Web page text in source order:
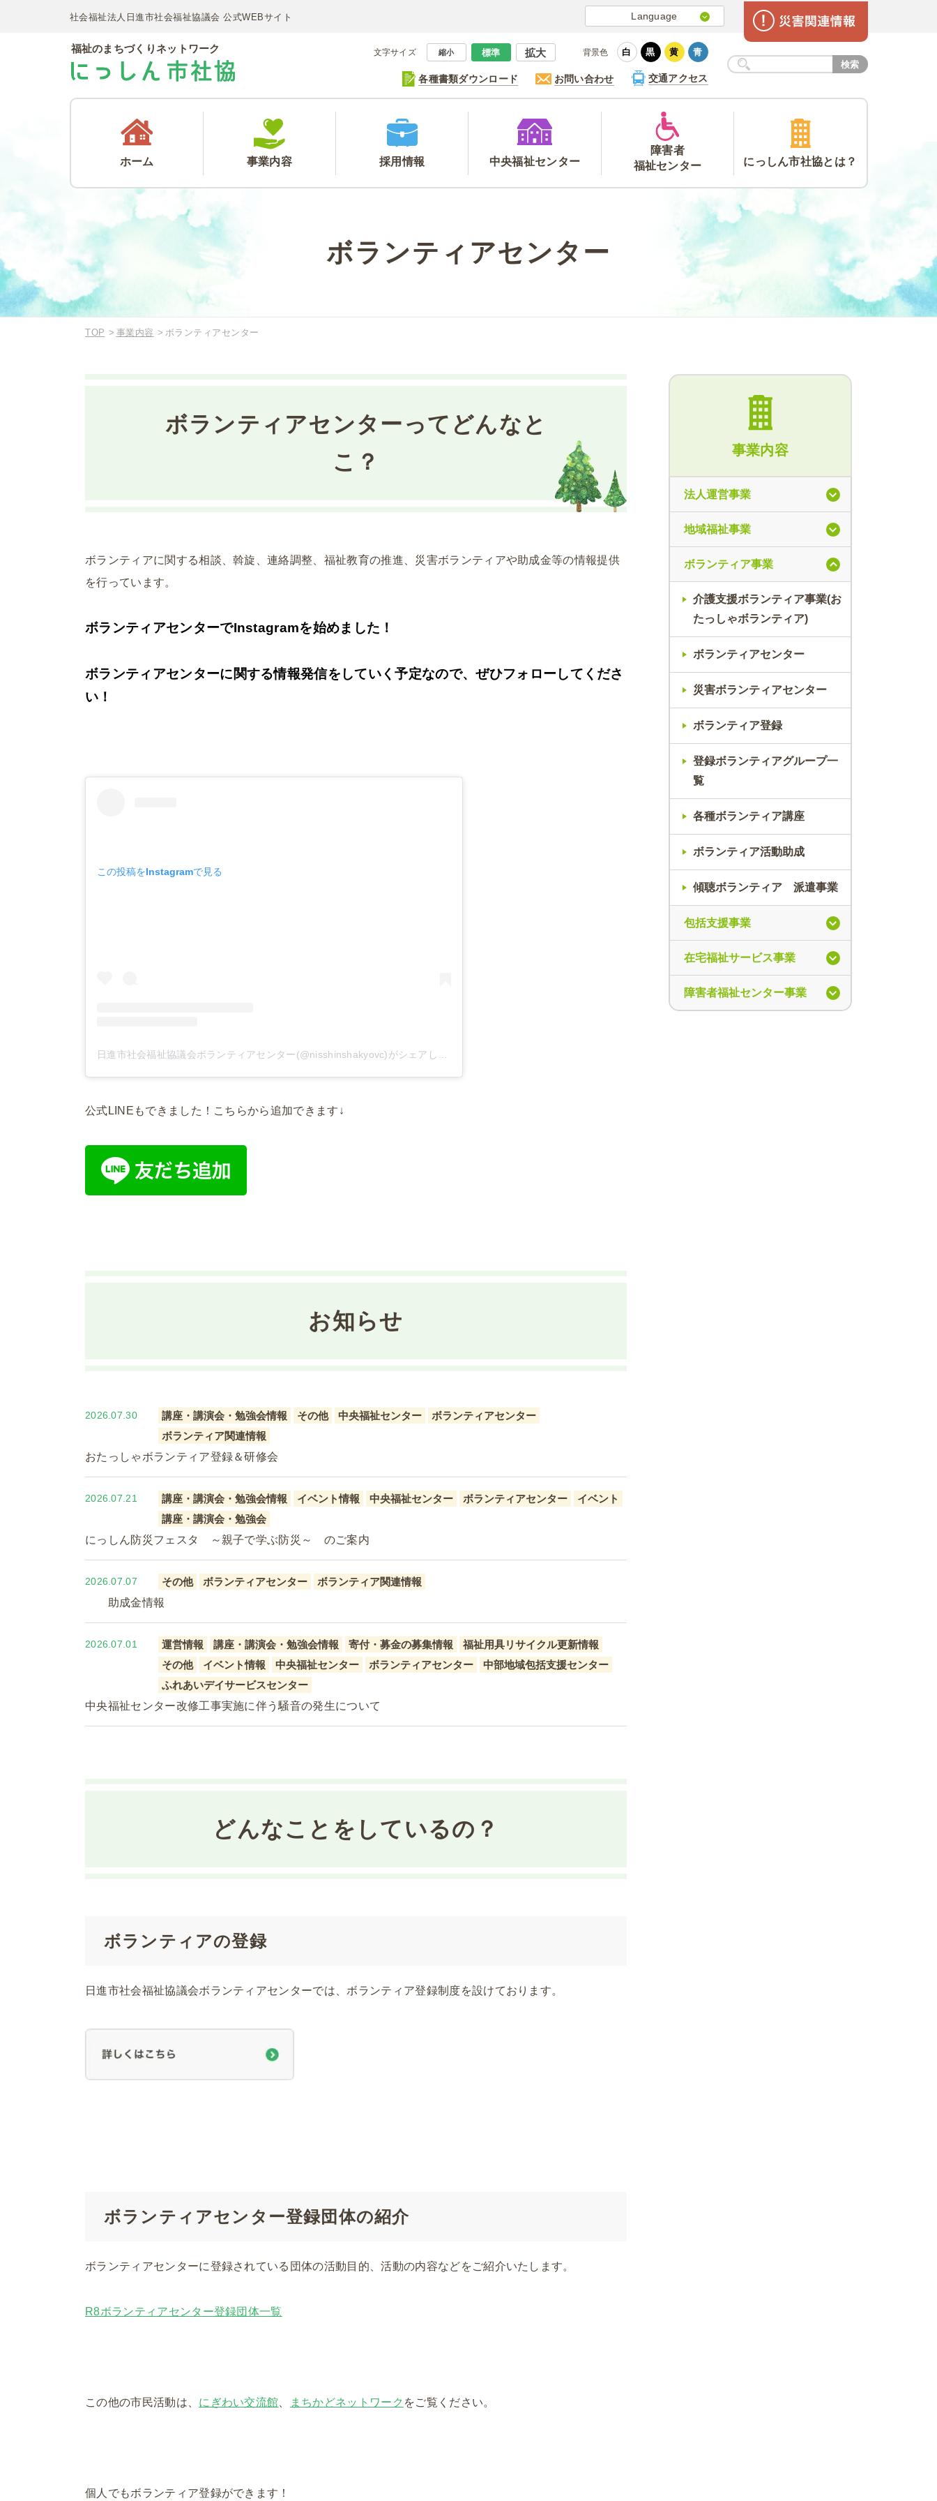
社会福祉法人日進市社会福祉協議会 公式WEBサイト
Language
English
簡体中文
Korea
Portugues
Tagalog
福祉のまちづくりネットワーク 文字サイズ 縮小 標準 拡大 背景色 白 黒 黄 青
各種書類ダウンロード お問い合わせ 交通アクセス
検索
ホーム 事業内容 採用情報 中央福祉センター
障害者
福祉センター にっしん市社協とは？
ボランティアセンター
TOP 事業内容 ボランティアセンター
ボランティアセンターってどんなと
こ？
ボランティアに関する相談、斡旋、連絡調整、福祉教育の推進、災害ボランティアや助成金等の情報提供
を行っています。
ボランティアセンターでInstagramを始めました！
ボランティアセンターに関する情報発信をしていく予定なので、ぜひフォローしてくださ
い！
この投稿をInstagramで見る
公式LINEもできました！こちらから追加できます↓
お知らせ
2026.07.30 講座・講演会・勉強会情報 その他 中央福祉センター
ボランティアセンター
ボランティア関連情報
おたっしゃボランティア登録＆研修会
2026.07.21 講座・講演会・勉強会情報 イベント情報 中央福祉センター ボランティアセンター
イベント
講座・講演会・勉強会
にっしん防災フェスタ ～親子で学ぶ防災～ のご案内
2026.07.07 その他 ボランティアセンター
ボランティア関連情報
助成金情報
2026.07.01 運営情報 講座・講演会・勉強会情報 寄付・募金の募集情報
福祉用具リサイクル更新情報
その他
イベント情報 中央福祉センター ボランティアセンター
中部地域包括支援センター
ふれあいデイサービスセンター
中央福祉センター改修工事実施に伴う騒音の発生について
どんなことをしているの？
ボランティアの登録
日進市社会福祉協議会ボランティアセンターでは、ボランティア登録制度を設けております。
ボランティアセンター登録団体の紹介
ボランティアセンターに登録されている団体の活動目的、活動の内容などをご紹介いたします。
R8ボランティアセンター登録団体一覧
この他の市民活動は、 にぎわい交流館 まちかどネットワーク をご覧ください。
個人でもボランティア登録ができます！
事業内容
法人運営事業
地域福祉事業
ボランティア事業
介護支援ボランティア事業(お
たっしゃボランティア)
ボランティアセンター
災害ボランティアセンター
ボランティア登録
登録ボランティアグループ一
覧
各種ボランティア講座
ボランティア活動助成
傾聴ボランティア 派遣事業
包括支援事業
在宅福祉サービス事業
障害者福祉センター事業